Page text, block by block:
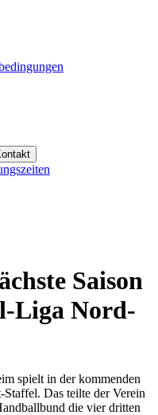
Saison
Liga Nord-
spielt in der kommenden
Das teilte der Verein
die vier dritten